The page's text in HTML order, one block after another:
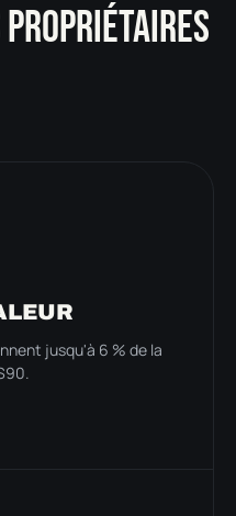
jusqu'à 6 % de la